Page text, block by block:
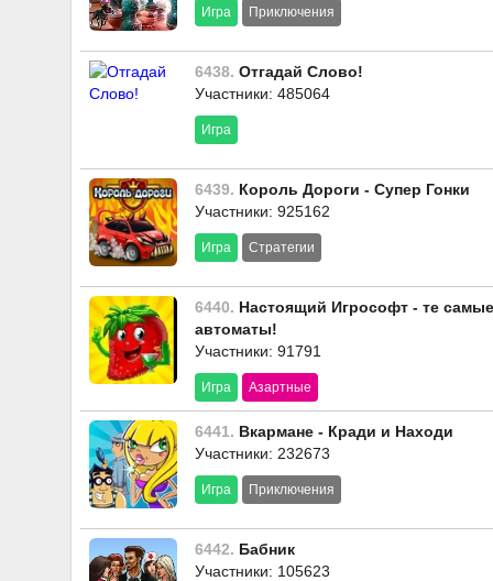
Игра Приключения
6438. Отгадай Слово!
Участники: 485064
Игра
6439. Король Дороги - Супер Гонки
Участники: 925162
Игра Стратегии
6440. Настоящий Игрософт - те самые
автоматы!
Участники: 91791
Игра Азартные
6441. Вкармане - Кради и Находи
Участники: 232673
Игра Приключения
6442. Бабник
Участники: 105623